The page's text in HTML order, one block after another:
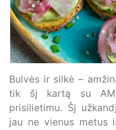
Bulvės ir silkė –
tik šį kartą su
prisilietimu. Šį
jau ne vienus metus